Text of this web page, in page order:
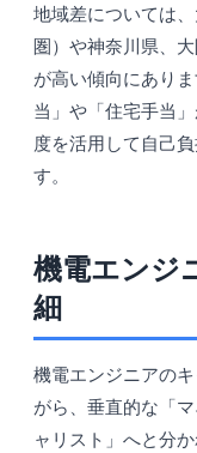
地域差については
圏）や神奈川県、
が高い傾向にあり
当」や「住宅手当
度を活用して自己
す。
機電エンジ
細
機電エンジニアの
がら、垂直的な「
ャリスト」へと分か